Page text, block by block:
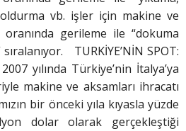
vb. işler için makine ve
gerileme ile “dokuma
TURKİYE’NİN SPOT:
yılında Türkiye’nin İtalya’ya
makine ve aksamları ihracatı
bir önceki yıla kıyasla yüzde
dolar olarak gerçekleştiği